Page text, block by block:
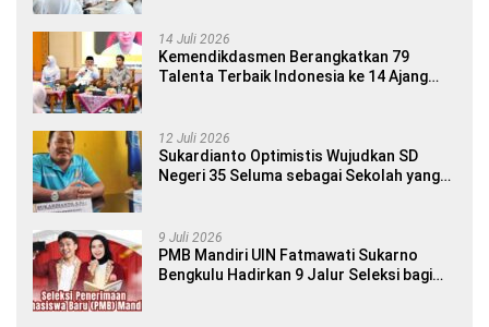
14 Juli 2026
Kemendikdasmen Berangkatkan 79
Talenta Terbaik Indonesia ke 14 Ajang
12 Juli 2026
Sukardianto Optimistis Wujudkan SD
Negeri 35 Seluma sebagai Sekolah yang
9 Juli 2026
PMB Mandiri UIN Fatmawati Sukarno
Bengkulu Hadirkan 9 Jalur Seleksi bagi